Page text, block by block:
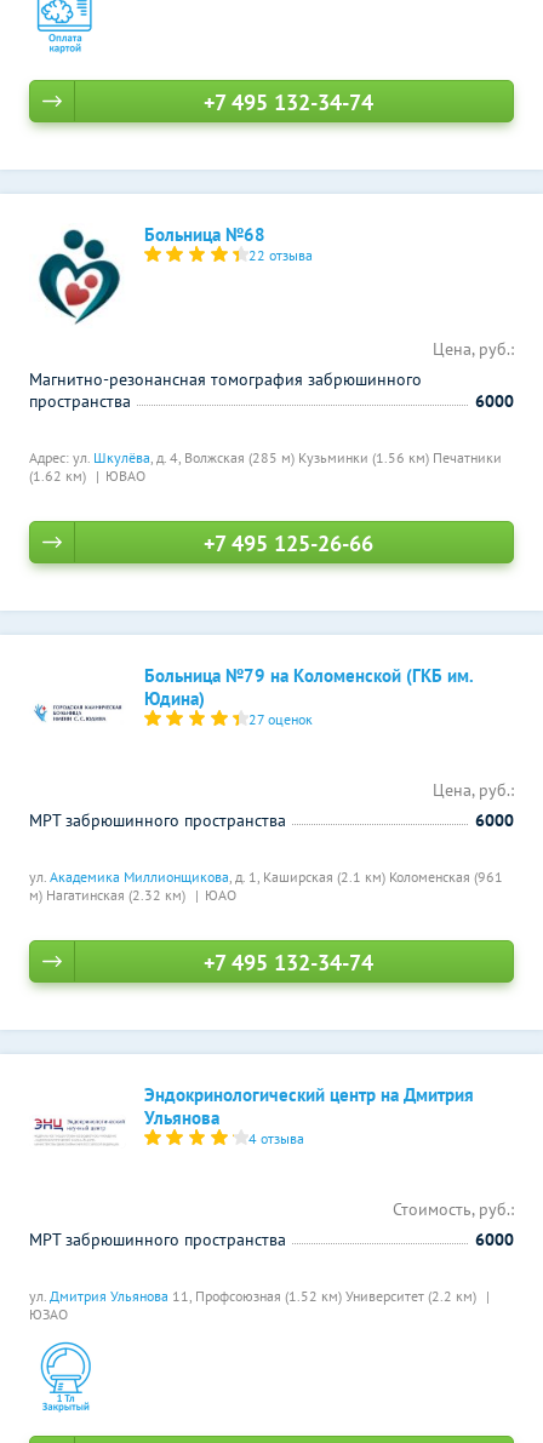
+7 495 132-34-74
Больница №68
22 отзыва
Адрес: ул. Шкулёва, д. 4, Волжская (285 м) Кузьминки (1.56 км) Печатники
(1.62 км)
ЮВАО
Цена, руб.:
Магнитно-резонансная томография забрюшинного
пространства
6000
+7 495 125-26-66
Больница №79 на Коломенской (ГКБ им.
Юдина)
27 оценок
ул. Академика Миллионщикова, д. 1, Каширская (2.1 км) Коломенская (961
м) Нагатинская (2.32 км) ЮАО
Цена, руб.:
МРТ забрюшинного пространства
6000
+7 495 132-34-74
Эндокринологический центр на Дмитрия
Ульянова
4 отзыва
ул. Дмитрия Ульянова 11, Профсоюзная (1.52 км) Университет (2.2 км)
ЮЗАО
Стоимость, руб.:
МРТ забрюшинного пространства
6000